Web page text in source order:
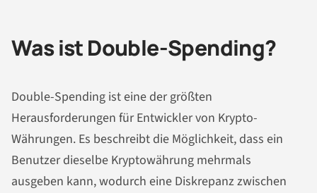
Was ist Double-Spending?
Double-Spending ist eine der größten
Herausforderungen für Entwickler von Krypto-
Währungen. Es beschreibt die Möglichkeit, dass ein
Benutzer dieselbe Kryptowährung mehrmals
ausgeben kann, wodurch eine Diskrepanz zwischen